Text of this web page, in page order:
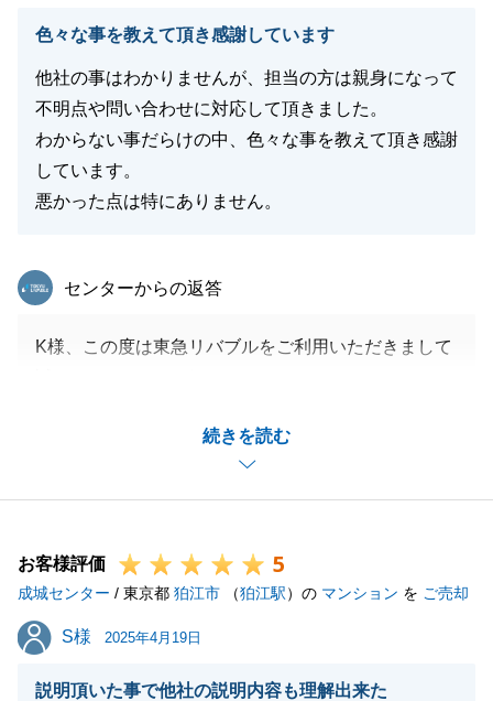
閉じる
色々な事を教えて頂き感謝しています
他社の事はわかりませんが、担当の方は親身になって
不明点や問い合わせに対応して頂きました。
わからない事だらけの中、色々な事を教えて頂き感謝
しています。
悪かった点は特にありません。
続きを読む
東急リバブル
センターからの返答
K様、この度は東急リバブルをご利用いただきまして
ョンをご案内させていただきました。
K様はご自身の疑問をなんでもご相談いただけたた
め、ついつい私自身も経験談などを交えてお話させて
話しすぎてしまったところもあったかと存じますが、
少しでもK様の参考になっていましたら幸いでござい
ます。
これからK様の暮らしがさらに豊かになる事を心から
願っております。
お客様評価 5
成城センター / 東京都 狛江市 （狛江駅）の マンション を ご売却
S様
S様 2025年4月19日
説明頂いた事で他社の説明内容も理解出来た